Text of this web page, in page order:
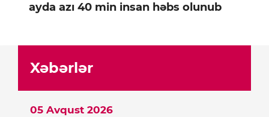
ayda azı 40 min insan həbs olunub
Xəbərlər
05 Avqust 2026